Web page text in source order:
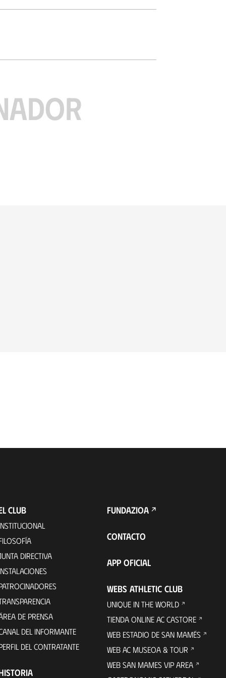
CLUB
DIRECTIVA
DE PRENSA
DEL INFORMANTE
DEL CONTRATANTE
FUNDAZIOA
CONTACTO
APP OFICIAL
WEBS ATHLETIC CLUB
UNIQUE IN THE WORLD
TIENDA ONLINE AC CASTORE
WEB ESTADIO DE SAN MAMÉS
WEB AC MUSEOA & TOUR
WEB SAN MAMES VIP AREA